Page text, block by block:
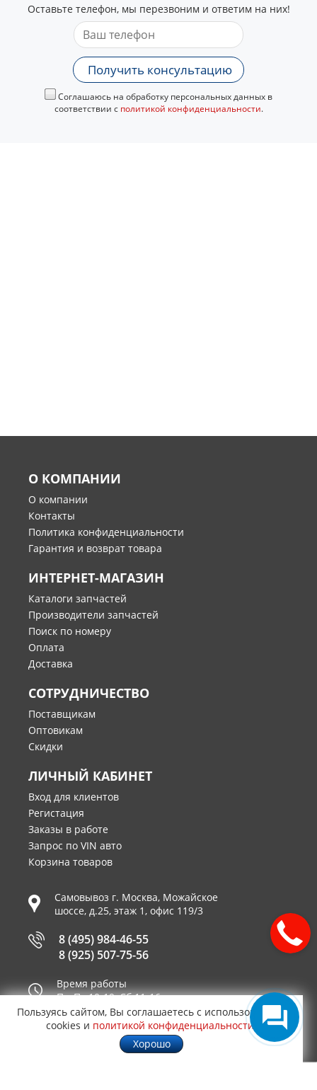
Оставьте телефон, мы перезвоним и ответим на них!
Получить консультацию
Соглашаюсь на обработку персональных данных в
соответствии с политикой конфиденциальности.
О КОМПАНИИ
О компании
Контакты
Политика конфиденциальности
Гарантия и возврат товара
ИНТЕРНЕТ-МАГАЗИН
Каталоги запчастей
Производители запчастей
Поиск по номеру
Оплата
Доставка
СОТРУДНИЧЕСТВО
Поставщикам
Оптовикам
Скидки
ЛИЧНЫЙ КАБИНЕТ
Вход для клиентов
Регистация
Заказы в работе
Запрос по VIN авто
Корзина товаров
Самовывоз г. Москва, Можайское
шоссе, д.25, этаж 1, офис 119/3
8 (495) 984-46-55
8 (925) 507-75-56
Время работы
Пн-Пт 10-19, Сб 11-16
Принимаем к оплате
Пользуясь сайтом, Вы соглашаетесь с использованием
cookies и политикой конфиденциальности
Хорошо